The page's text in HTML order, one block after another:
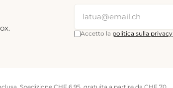
Accetto la politica sulla privacy